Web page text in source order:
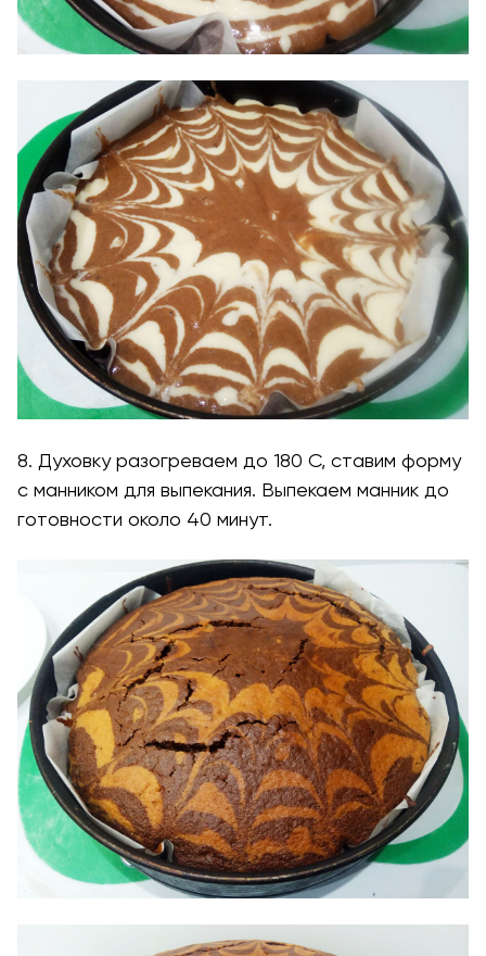
8. Духовку разогреваем до 180 С, ставим форму
с манником для выпекания. Выпекаем манник до
готовности около 40 минут.